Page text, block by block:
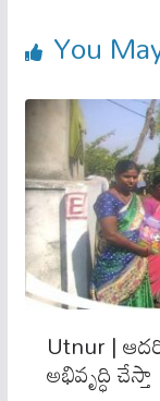
You
Utnur |
అభివృద్ధి చేస్తా